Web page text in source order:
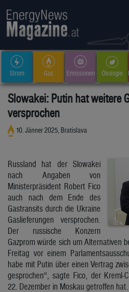
Strom Gas Emissionen Ökologie
Slowakei: Putin hat weitere
versprochen
10. Jänner 2025, Bratislava
Russland hat der Slowakei
nach Angaben von
Ministerpräsident Robert Fico
auch nach dem Ende des
Gastransits durch die Ukraine
Gaslieferungen versprochen.
Der russische Konzern
Gazprom würde sich um Alternativen
Freitag vor einem
habe mit Putin über einen Vertrag
gesprochen“, sagte Fico, der Kreml-
22. Dezember in Moskau getroffen hat.